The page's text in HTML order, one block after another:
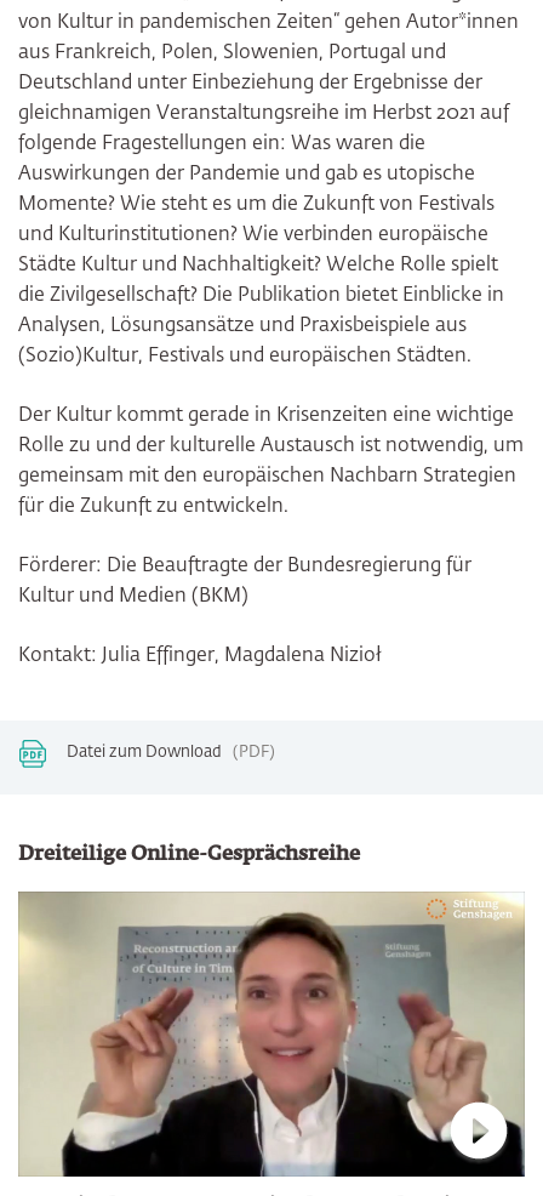
von Kultur in pandemischen Zeiten“ gehen Autor*innen
aus Frankreich, Polen, Slowenien, Portugal und
Deutschland unter Einbeziehung der Ergebnisse der
gleichnamigen Veranstaltungsreihe im Herbst 2021 auf
folgende Fragestellungen ein: Was waren die
Auswirkungen der Pandemie und gab es utopische
Momente? Wie steht es um die Zukunft von Festivals
und Kulturinstitutionen? Wie verbinden europäische
Städte Kultur und Nachhaltigkeit? Welche Rolle spielt
die Zivilgesellschaft? Die Publikation bietet Einblicke in
Analysen, Lösungsansätze und Praxisbeispiele aus
(Sozio)Kultur, Festivals und europäischen Städten.
Der Kultur kommt gerade in Krisenzeiten eine wichtige
Rolle zu und der kulturelle Austausch ist notwendig, um
gemeinsam mit den europäischen Nachbarn Strategien
für die Zukunft zu entwickeln.
Förderer: Die Beauftragte der Bundesregierung für
Kultur und Medien (BKM)
Kontakt: Julia Effinger, Magdalena Nizioł
Datei zum Download PDF
Dreiteilige Online-Gesprächsreihe